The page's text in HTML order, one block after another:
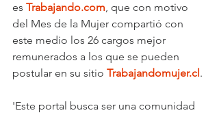
es Trabajando.com, que con motivo
del Mes de la Mujer compartió con
este medio los 26 cargos mejor
remunerados a los que se pueden
postular en su sitio Trabajandomujer.cl.
'Este portal busca ser una comunidad